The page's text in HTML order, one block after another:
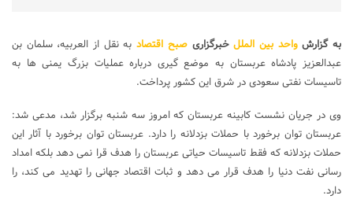
به گزارشواحد بین الملل خبرگزاریصبح اقتصاد به نقل از العربیه، سلمان بن
عبدالعزیز پادشاه عربستان به موضع گیری درباره عملیات بزرگ یمنی ها به
تاسیسات نفتی سعودی در شرق این کشور پرداخت.
وی در جریان نشست کابینه عربستان که امروز سه شنبه برگزار شد، مدعی شد:
عربستان توان برخورد با حملات بزدلانه را دارد. عربستان توان برخورد با آثار این
حملات بزدلانه که فقط تاسیسات حیاتی عربستان را هدف قرا نمی دهد بلکه امداد
رسانی نفت دنیا را هدف قرار می دهد و ثبات اقتصاد جهانی را تهدید می کند، را
دارد.